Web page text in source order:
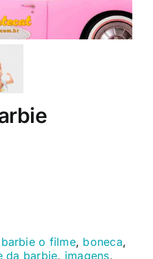
barbie o filme, boneca,
da barbie, imagens,